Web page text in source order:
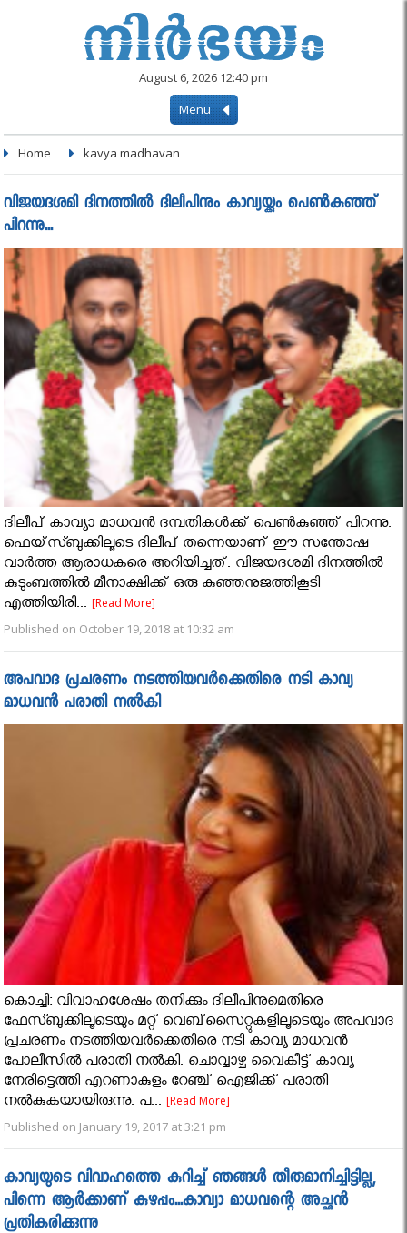
August 6, 2026 12:40 pm
Menu
Home kavya madhavan
വിജയദശമി ദിനത്തില്‍ ദിലീപിനും കാവ്യയ്ക്കും പെണ്‍കുഞ്ഞ്
പിറന്നു...
ദിലീപ് കാവ്യാ മാധവന്‍ ദമ്പതികള്‍ക്ക് പെണ്‍കുഞ്ഞ് പിറന്നു.
ഫെയ്‌സ്ബുക്കിലൂടെ ദിലീപ് തന്നെയാണ് ഈ സന്തോഷ
വാര്‍ത്ത ആരാധകരെ അറിയിച്ചത്. വിജയദശമി ദിനത്തില്‍
കുടുംബത്തില്‍ മീനാക്ഷിക്ക് ഒരു കുഞ്ഞനുജത്തികൂടി
എത്തിയിരി...[Read More]
Published on October 19, 2018 at 10:32 am
അപവാദ പ്രചരണം നടത്തിയവര്‍ക്കെതിരെ നടി കാവ്യ
മാധവൻ പരാതി നൽകി
കൊച്ചി: വിവാഹശേഷം തനിക്കും ദിലീപിനുമെതിരെ
ഫേസ്ബുക്കിലൂടെയും മറ്റ് വെബ്‌സൈറ്റുകളിലൂടെയും അപവാദ
പ്രചരണം നടത്തിയവര്‍ക്കെതിരെ നടി കാവ്യ മാധവന്‍
പോലീസില്‍ പരാതി നല്‍കി. ചൊവ്വാഴ്ച വൈകീട്ട് കാവ്യ
നേരിട്ടെത്തി എറണാകുളം റേഞ്ച് ഐജിക്ക് പരാതി
നൽകുകയായിരുന്നു. പ...[Read More]
Published on January 19, 2017 at 3:21 pm
കാവ്യയുടെ വിവാഹത്തെ കുറിച്ച് ഞങ്ങൾ തീരുമാനിച്ചിട്ടില്ല,
പിന്നെ ആർക്കാണ് കുഴപ്പം...കാവ്യാ മാധവന്റെ അച്ഛൻ
പ്രതികരിക്കുന്നു